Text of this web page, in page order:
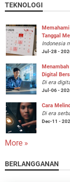
TEKNOLOGI
Memahami
Tanggal
Indonesia
Jul-28 -
Digital
Di era
Jul-06 -
Cara
Di era
Dec-11 -
More »
BERLANGGANAN